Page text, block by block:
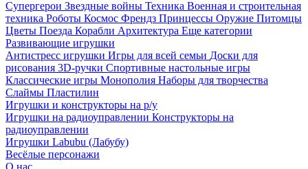
Супергерои Звездные войны Техника Военная и строительная
техника Роботы Космос Френдз Принцессы Оружие Питомцы
Цветы Поезда Корабли Архитектура Еще категории
Развивающие игрушки
Антистресс игрушки Игры для всей семьи Доски для
рисования 3D-ручки Спортивные настольные игры
Классические игры Монополия Наборы для творчества
Слаймы Пластилин
Игрушки и конструкторы на р/у
Игрушки на радиоуправлении Конструкторы на
радиоуправлении
Игрушки Labubu (Лабубу)
Весёлые персонажи
О нас